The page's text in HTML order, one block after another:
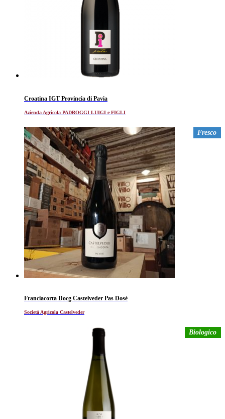
Croatina IGT Provincia di Pavia
Azienda Agricola PADROGGI LUIGI e FIGLI
Fresco
Franciacorta Docg Castelveder Pas Dosè
Società Agricola Castelveder
Biologico